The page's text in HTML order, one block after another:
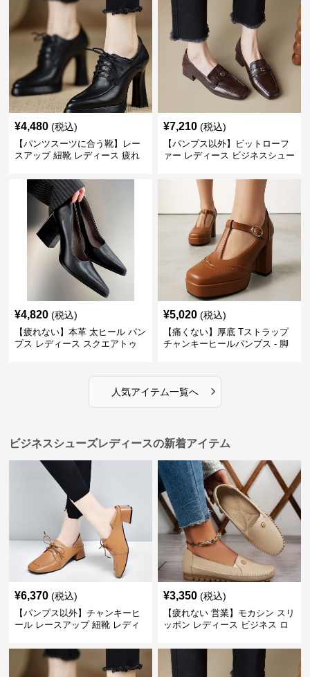
¥4,480 (税込)
【パンツスーツに合う靴】レー
スアップ 紐靴 レディース 疲れ
ビジネスシューズ
¥7,210 (税込)
【パンプス以外】ビットローフ
ァー レディース ビジネスシュー
トゥ 疲れない スーツ
¥4,820 (税込)
【疲れない】本革 太ヒール パン
プス レディース スクエアトゥ
¥5,020 (税込)
【痛くない】厚底 Tストラップ
チャンキーヒールパンプス - 脚
人気アイテム一覧へ ›
ビジネスシューズレディースの新着アイテム
¥6,370 (税込)
【パンプス以外】チャンキーヒ
ール レースアップ 紐靴 レディ
ーツ スクエアトゥ 歩きやすい
¥3,350 (税込)
【疲れない 営業】モカシン スリ
ッポン レディース ビジネス ロ
ジュアル パンプス以外